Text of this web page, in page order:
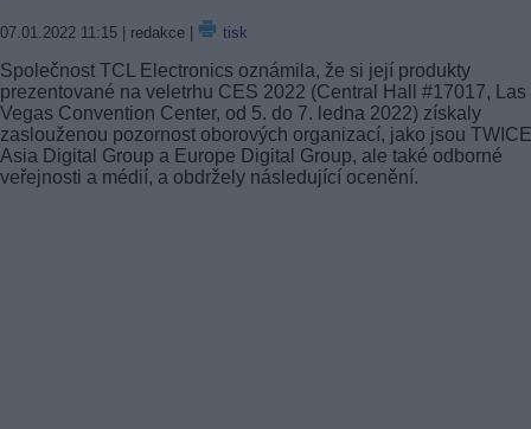
07.01.2022 11:15 | redakce | tisk
Společnost TCL Electronics oznámila, že si její produkty
prezentované na veletrhu CES 2022 (Central Hall #17017, Las
Vegas Convention Center, od 5. do 7. ledna 2022) získaly
zaslouženou pozornost oborových organizací, jako jsou
Asia Digital Group a Europe Digital Group, ale také odborné
veřejnosti a médií, a obdržely následující ocenění.